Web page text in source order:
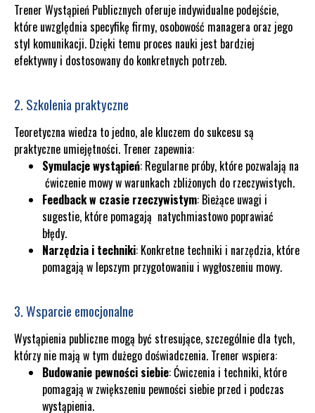
Trener Wystąpień Publicznych oferuje indywidualne podejście,
które uwzględnia specyfikę firmy, osobowość managera oraz jego
styl komunikacji. Dzięki temu proces nauki jest bardziej
efektywny i dostosowany do konkretnych potrzeb.
2. Szkolenia praktyczne
Teoretyczna wiedza to jedno, ale kluczem do sukcesu są
praktyczne umiejętności. Trener zapewnia:
Symulacje wystąpień: Regularne próby, które pozwalają na
ćwiczenie mowy w warunkach zbliżonych do rzeczywistych.
Feedback w czasie rzeczywistym: Bieżące uwagi i
sugestie, które pomagają natychmiastowo poprawiać
błędy.
Narzędzia i techniki: Konkretne techniki i narzędzia, które
pomagają w lepszym przygotowaniu i wygłoszeniu mowy.
3. Wsparcie emocjonalne
Wystąpienia publiczne mogą być stresujące, szczególnie dla tych,
którzy nie mają w tym dużego doświadczenia. Trener wspiera:
Budowanie pewności siebie: Ćwiczenia i techniki, które
pomagają w zwiększeniu pewności siebie przed i podczas
wystąpienia.